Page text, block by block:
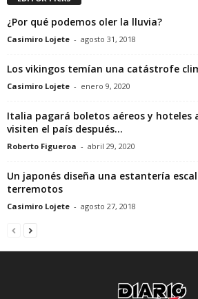
¿Por qué podemos oler la lluvia?
Casimiro Lojete - agosto 31, 2018
Los vikingos temían una catástrofe
Casimiro Lojete - enero 9, 2020
Italia pagará boletos aéreos y hoteles
visiten el país después...
Roberto Figueroa - abril 29, 2020
Un japonés diseña una estantería
terremotos
Casimiro Lojete - agosto 27, 2018